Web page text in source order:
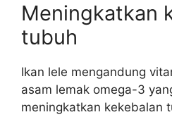
Meningkatkan
tubuh
Ikan lele mengandung
asam lemak omega-3
meningkatkan kekebalan